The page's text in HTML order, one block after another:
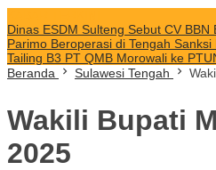
Dinas ESDM Sulteng Sebut CV
Parimo Beroperasi di Tengah Sanksi
Tailing B3 PT QMB Morowali ke
Beranda
Sulawesi Tengah
Wakili Bupati
2025